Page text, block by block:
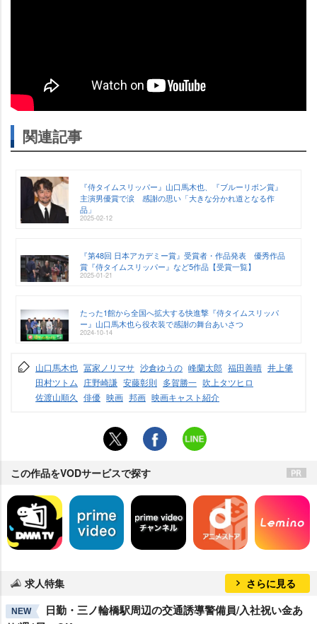
関連記事
『侍タイムスリッパー』山口馬木也、『ブルーリボン賞』
主演男優賞で涙 感謝の思い「大きな分かれ道となる作
品」
2025-02-12
『第48回 日本アカデミー賞』受賞者・作品発表 優秀作品
賞『侍タイムスリッパー』など5作品【受賞一覧】
2025-01-21
たった1館から全国へ拡大する快進撃『侍タイムスリッパ
ー』山口馬木也ら役衣装で感謝の舞台あいさつ
2024-10-14
山口馬木也 冨家ノリマサ 沙倉ゆうの 峰蘭太郎 福田善晴 井上肇
田村ツトム 庄野崎謙 安藤彰則 多賀勝一 吹上タツヒロ
佐渡山順久
俳優 映画 邦画 映画キャスト紹介
この作品をVODサービスで探す
求人特集 さらに見る
NEW
日勤・三ノ輪橋駅周辺の交通誘導警備員/入社祝い金あ